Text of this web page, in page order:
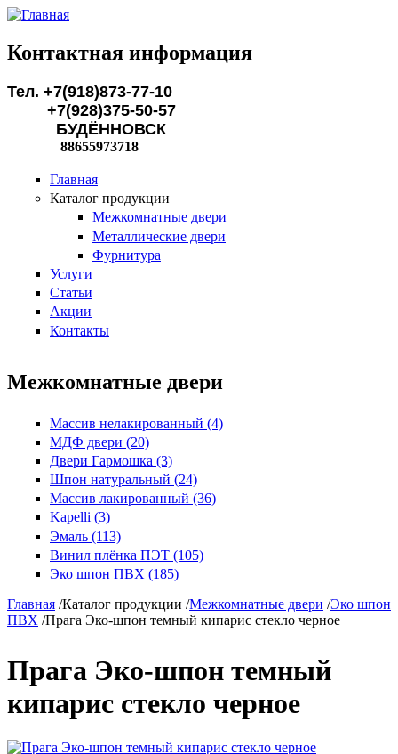
Перейти к основному содержанию
Контактная информация
Тел. +7(918)873-77-10
+7(928)375-50-57
БУДЁННОВСК
88655973718
Главная
Каталог продукции
Межкомнатные двери
Металлические двери
Фурнитура
Услуги
Статьи
Акции
Контакты
Межкомнатные двери
Массив нелакированный (4)
МДФ двери (20)
Двери Гармошка (3)
Шпон натуральный (24)
Массив лакированный (36)
Kapelli (3)
Эмаль (113)
Винил плёнка ПЭТ (105)
Эко шпон ПВХ (185)
Главная /Каталог продукции /Межкомнатные двери /Эко шпон
ПВХ /Прага Эко-шпон темный кипарис стекло черное
Прага Эко-шпон темный
кипарис стекло черное